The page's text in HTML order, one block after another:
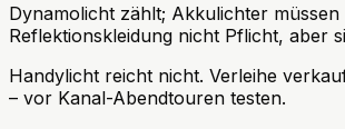
Dynamolicht zählt; Akkulichter müssen
Reflektionskleidung nicht Pflicht, aber
Handylicht reicht nicht. Verleihe
– vor Kanal-Abendtouren testen.